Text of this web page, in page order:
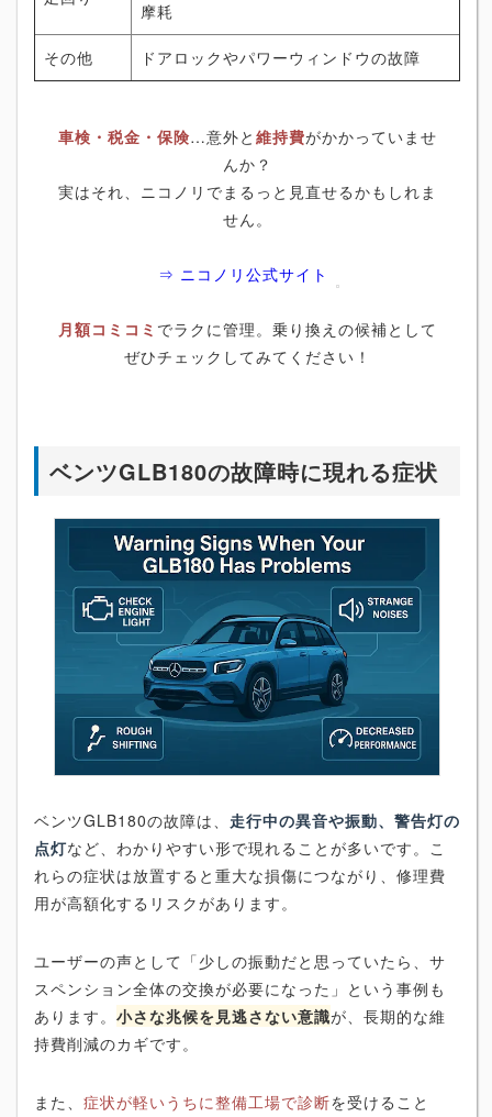
摩耗
その他 ドアロックやパワーウィンドウの故障
車検・税金・保険…意外と 維持費がかかっていませ
んか？
実はそれ、ニコノリでまるっと見直せるかもしれま
せん。
⇒ ニコノリ公式サイト
月額コミコミ でラクに管理。乗り換えの候補として
ぜひチェックしてみてください！
ベンツGLB180の故障時に現れる症状
ベンツGLB180の故障は、 走行中の異音や振動、警告灯の
点灯など、わかりやすい形で現れることが多いです。こ
れらの症状は放置すると重大な損傷につながり、修理費
用が高額化するリスクがあります。
ユーザーの声として「少しの振動だと思っていたら、サ
スペンション全体の交換が必要になった」という事例も
あります。 小さな兆候を見逃さない意識が、長期的な維
持費削減のカギです。
また、 症状が軽いうちに整備工場で診断を受けること